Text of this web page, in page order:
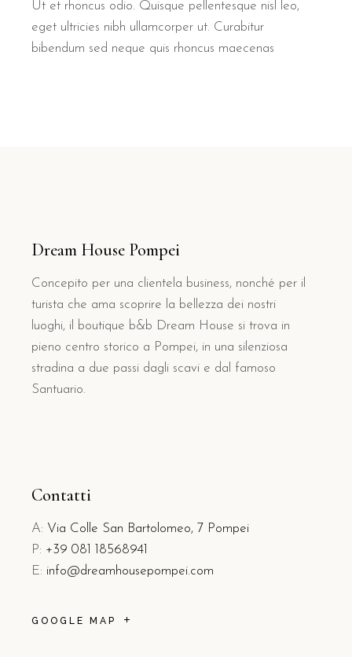
Ut et rhoncus odio. Quisque pellentesque nisl leo,
eget ultricies nibh ullamcorper ut. Curabitur
bibendum sed neque quis rhoncus maecenas
Dream House Pompei
Concepito per una clientela business, nonché per il
turista che ama scoprire la bellezza dei nostri
luoghi, il boutique b&b Dream House si trova in
pieno centro storico a Pompei, in una silenziosa
stradina a due passi dagli scavi e dal famoso
Santuario.
Contatti
A: Via Colle San Bartolomeo, 7 Pompei
P: +39 081 18568941
E: info@dreamhousepompei.com
GOOGLE MAP